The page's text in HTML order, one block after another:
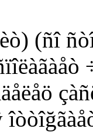
(ñî